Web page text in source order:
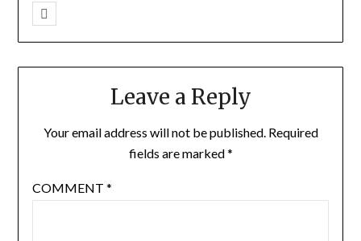
Leave a Reply
Your email address will not be published. Required
fields are marked*
COMMENT *